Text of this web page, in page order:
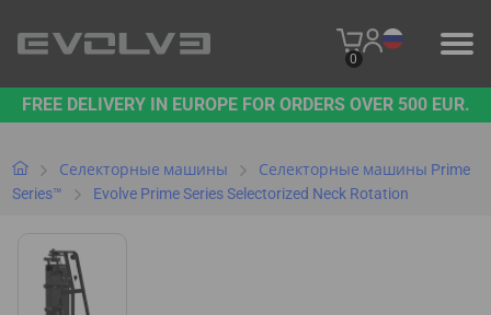
0
ПРОДУКЦИЯ
НАШ БРЕНД
B2B PLATFORM
FREE DELIVERY IN EUROPE FOR ORDERS OVER 500 EUR.
Селекторные машины
Селекторные машины Prime
Series™
Evolve Prime Series Selectorized Neck Rotation